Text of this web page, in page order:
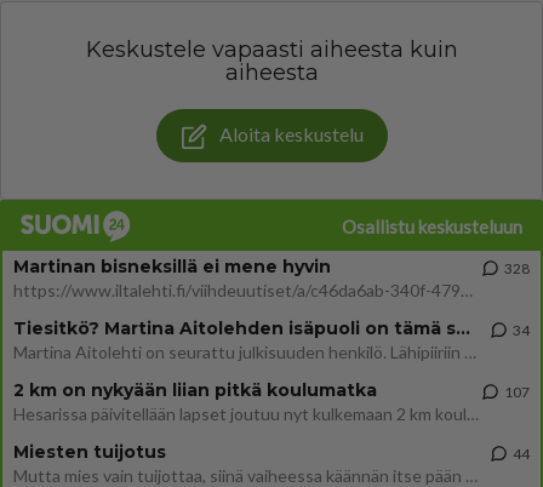
Keskustele vapaasti aiheesta kuin
aiheesta
Aloita keskustelu
Osallistu keskusteluun
Martinan bisneksillä ei mene hyvin
https://www.iltalehti.fi/viihdeuutiset/a/c46da6ab-340f-4790-aaa7-0865eed2336 Yrityksen konkurssihakemus on tullut kärä
328
Tiesitkö? Martina Aitolehden isäpuoli on tämä suosittu laulaja
Martina Aitolehti on seurattu julkisuuden henkilö. Lähipiiriin mahtuu muitakin tunnettuja henkilöitä. Tiesitkö, että Ma
34
2 km on nykyään liian pitkä koulumatka
Hesarissa päivitellään lapset joutuu nyt kulkemaan 2 km kouluun jösses. Ruostefillarilla tuo matka menee vaikka miten äk
107
Miesten tuijotus
Mutta mies vain tuijottaa, siinä vaiheessa käännän itse pään pois. Mikä juttu? Yleensä jos joku tuijottaa tai katsoo, hä
44